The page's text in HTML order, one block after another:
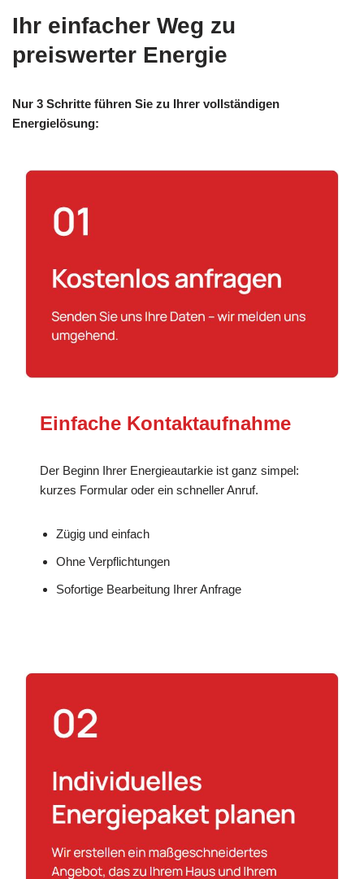
Ihr einfacher Weg zu
preiswerter Energie
Nur 3 Schritte führen Sie zu Ihrer vollständigen
Energielösung:
Einfache Kontaktaufnahme
Der Beginn Ihrer Energieautarkie ist ganz simpel:
kurzes Formular oder ein schneller Anruf.
Zügig und einfach
Ohne Verpflichtungen
Sofortige Bearbeitung Ihrer Anfrage